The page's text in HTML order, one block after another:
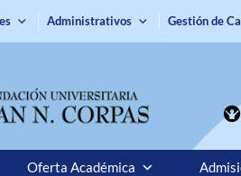
Administrativos Gestión de
Oferta Académica